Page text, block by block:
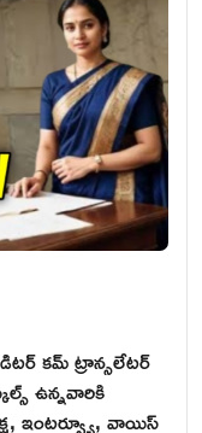
కమ్ ట్రాన్సలేటర్
ఉన్నవారికి
ఇంటర్వ్యూ, వాయిస్